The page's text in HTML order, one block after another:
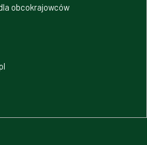
obcokrajowców